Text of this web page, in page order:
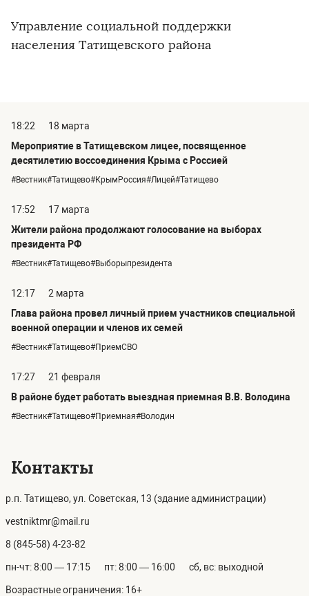
Управление социальной поддержки
населения Татищевского района
18:22
18 марта
Мероприятие в Татищевском лицее, посвященное
десятилетию воссоединения Крыма с Россией
#Вестник#Татищево#КрымРоссия#Лицей#Татищево
17:52
17 марта
Жители района продолжают голосование на выборах
президента РФ
#Вестник#Татищево#Выборыпрезидента
12:17
2 марта
Глава района провел личный прием участников специальной
военной операции и членов их семей
#Вестник#Татищево#ПриемСВО
17:27
21 февраля
В районе будет работать выездная приемная В.В. Володина
#Вестник#Татищево#Приемная#Володин
Контакты
р.п. Татищево, ул. Советская, 13 (здание администрации)
vestniktmr@mail.ru
8 (845-58) 4-23-82
пн-чт: 8:00 — 17:15 пт: 8:00 — 16:00 сб, вс: выходной
Возрастные ограничения: 16+